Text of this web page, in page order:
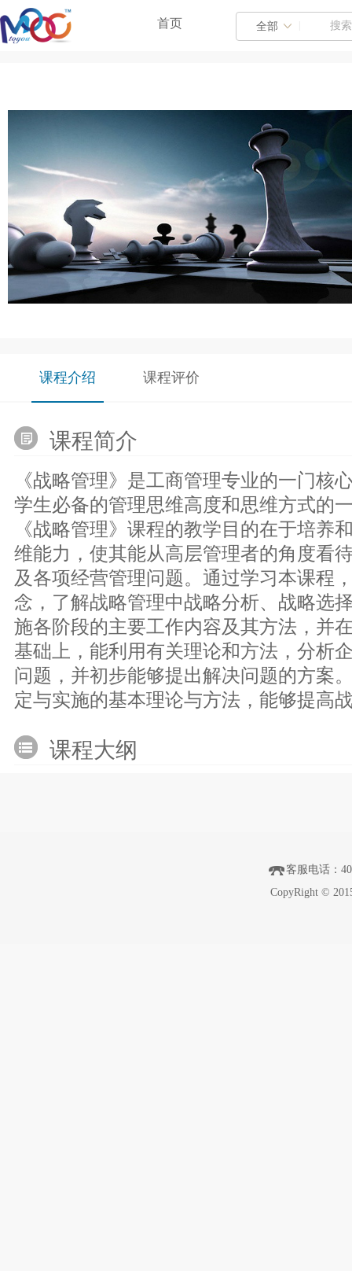
首页 全部
课程介绍 课程评价
课程简介
《战略管理》是工商管理专业的一门核
学生必备的管理思维高度和思维方式的
《战略管理》课程的教学目的在于培养
维能力，使其能从高层管理者的角度看
及各项经营管理问题。通过学习本课程
念，了解战略管理中战略分析、战略选
施各阶段的主要工作内容及其方法，并
基础上，能利用有关理论和方法，分析
问题，并初步能够提出解决问题的方案
定与实施的基本理论与方法，能够提高
课程大纲
客服电话 ：
CopyRight ©